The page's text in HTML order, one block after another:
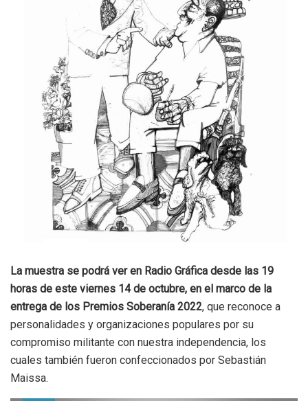
La muestra se podrá ver en Radio Gráfica desde las 19
horas de este viernes 14 de octubre, en el marco de la
entrega de los Premios Soberanía 2022, que reconoce a
personalidades y organizaciones populares por su
compromiso militante con nuestra independencia, los
cuales también fueron confeccionados por Sebastián
Maissa.